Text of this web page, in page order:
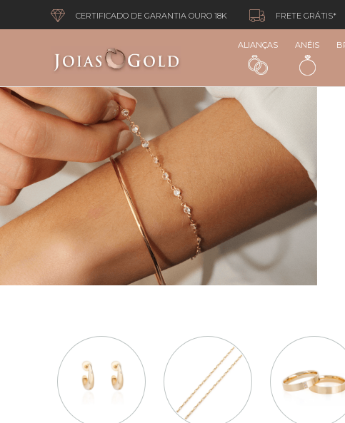
CERTIFICADO DE GARANTIA OURO 18K FRETE GRÁTIS*
ALIANÇAS ANÉIS